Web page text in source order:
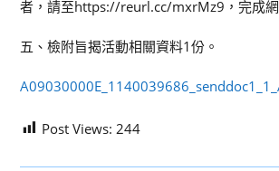
者，請至https://reurl.cc/mxrMz9，完成網
五、檢附旨揭活動相關資料1份。
Post Views: 244